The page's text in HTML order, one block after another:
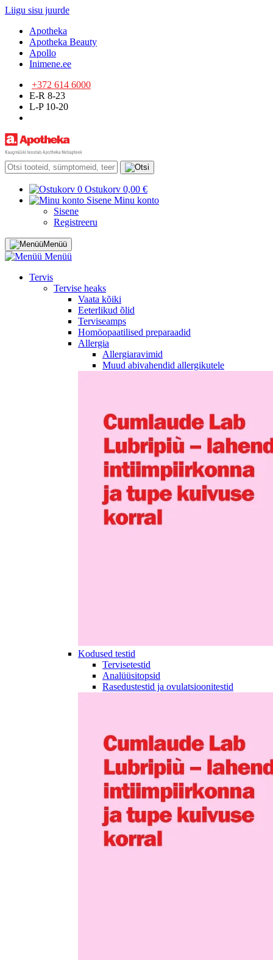
Liigu sisu juurde
Apotheka
Apotheka Beauty
Apollo
Inimene.ee
+372 614 6000
E-R 8-23
L-P 10-20
0 Ostukorv 0,00 €
Sisene Minu konto
Sisene
Registreeru
Menüü
Menüü
Tervis
Tervise heaks
Vaata kõiki
Eeterlikud õlid
Terviseamps
Homöopaatilised preparaadid
Allergia
Allergiaravimid
Muud abivahendid allergikutele
Kodused testid
Tervisetestid
Analüüsitopsid
Rasedustestid ja ovulatsioonitestid